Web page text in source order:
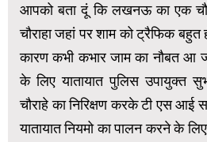
आपको बता दूं कि लखनऊ का एक
चौराहा जहां पर शाम को ट्रैफिक
कारण कभी कभार जाम का नौबत आ
के लिए यातायात पुलिस उपायुक्त
चौराहे का निरिक्षण करके टी एस आई
यातायात नियमो का पालन करने के